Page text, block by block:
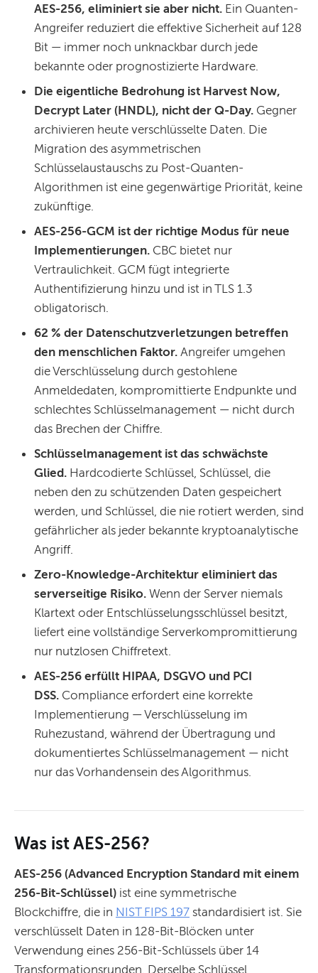
AES-256, eliminiert sie aber nicht. Ein Quanten-
Angreifer reduziert die effektive Sicherheit auf 128
Bit — immer noch unknackbar durch jede
bekannte oder prognostizierte Hardware.
Die eigentliche Bedrohung ist Harvest Now,
Decrypt Later (HNDL), nicht der Q-Day. Gegner
archivieren heute verschlüsselte Daten. Die
Migration des asymmetrischen
Schlüsselaustauschs zu Post-Quanten-
Algorithmen ist eine gegenwärtige Priorität, keine
zukünftige.
AES-256-GCM ist der richtige Modus für neue
Implementierungen. CBC bietet nur
Vertraulichkeit. GCM fügt integrierte
Authentifizierung hinzu und ist in TLS 1.3
obligatorisch.
62 % der Datenschutzverletzungen betreffen
den menschlichen Faktor. Angreifer umgehen
die Verschlüsselung durch gestohlene
Anmeldedaten, kompromittierte Endpunkte und
schlechtes Schlüsselmanagement — nicht durch
das Brechen der Chiffre.
Schlüsselmanagement ist das schwächste
Glied. Hardcodierte Schlüssel, Schlüssel, die
neben den zu schützenden Daten gespeichert
werden, und Schlüssel, die nie rotiert werden, sind
gefährlicher als jeder bekannte kryptoanalytische
Angriff.
Zero-Knowledge-Architektur eliminiert das
serverseitige Risiko. Wenn der Server niemals
Klartext oder Entschlüsselungsschlüssel besitzt,
liefert eine vollständige Serverkompromittierung
nur nutzlosen Chiffretext.
AES-256 erfüllt HIPAA, DSGVO und PCI
DSS. Compliance erfordert eine korrekte
Implementierung — Verschlüsselung im
Ruhezustand, während der Übertragung und
dokumentiertes Schlüsselmanagement — nicht
nur das Vorhandensein des Algorithmus.
Was ist AES-256?
AES-256 (Advanced Encryption Standard mit einem
256-Bit-Schlüssel) ist eine symmetrische
Blockchiffre, die in NIST FIPS 197 standardisiert ist. Sie
verschlüsselt Daten in 128-Bit-Blöcken unter
Verwendung eines 256-Bit-Schlüssels über 14
Transformationsrunden. Derselbe Schlüssel